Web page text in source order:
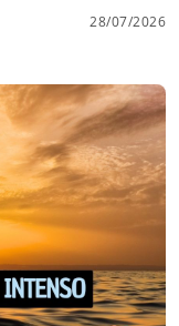
28/07/2026